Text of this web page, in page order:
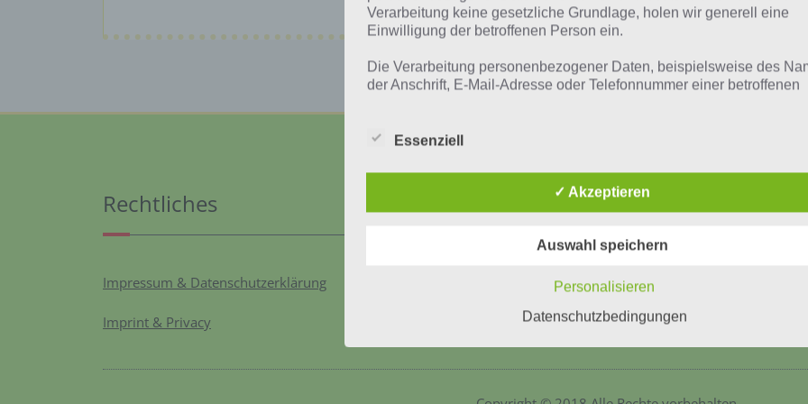
Rechtliches
Impressum & Datenschutzerklärung
Imprint & Privacy
Verarbeitung keine gesetzliche Grundlage, holen wir generell eine
Einwilligung der betroffenen Person ein.
Die Verarbeitung personenbezogener Daten, beispielsweise des
der Anschrift, E-Mail-Adresse oder Telefonnummer einer betroffenen
Datenschutzbestimmungen. Mittels dieser Datenschutzerklärung
uns erhobenen, genutzten und verarbeiteten personenbezogenen
informieren. Ferner werden betroffene Personen mittels dieser
Datenschutzerklärung über die ihnen zustehenden Rechte
Wir haben als für die Verarbeitung Verantwortlicher zahlreiche
lückenlosen Schutz der über diese Internetseite verarbeiteten
Internetbasierte Datenübertragungen grundsätzlich Sicherheitslücken
personenbezogene Daten auch auf alternativen Wegen,
Essenziell
✓ Akzeptieren
Auswahl speichern
Personalisieren
Datenschutzbedingungen